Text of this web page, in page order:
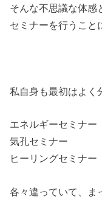
そんな不思議な体感
セミナーを行うこと
私自身も最初はよく
エネルギーセミナー
気孔セミナー
ヒーリングセミナー
各々違っていて、ま